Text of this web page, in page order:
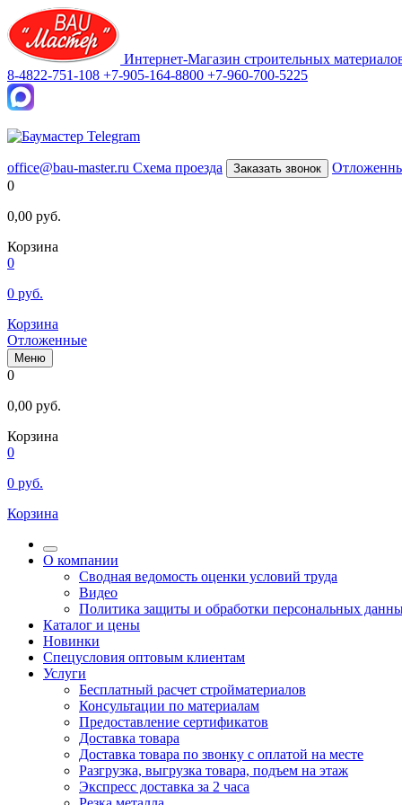
Интернет-Магазин строительных
8-4822-751-108 +7-905-164-8800 +7-960-700-5225
office@bau-master.ru Схема проезда Заказать звонок
0
0,00 руб.
Корзина
0
0 руб.
Корзина
Отложенные
Меню
0
0,00 руб.
Корзина
0
0 руб.
Корзина
О компании
Сводная ведомость оценки условий труда
Видео
Политика защиты и обработки персональных
Каталог и цены
Новинки
Спецусловия оптовым клиентам
Услуги
Бесплатный расчет стройматериалов
Консультации по материалам
Предоставление сертификатов
Доставка товара
Доставка товара по звонку с оплатой на месте
Разгрузка, выгрузка товара, подъем на этаж
Экспресс доставка за 2 часа